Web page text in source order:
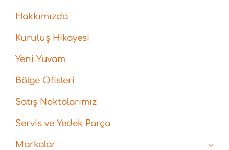
Hakkımızda
Kuruluş Hikayesi
Yeni Yuvam
Bölge Ofisleri
Satış Noktalarımız
Servis ve Yedek Parça
Markalar